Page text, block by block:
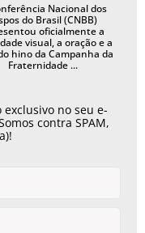
Nacional dos
do Brasil (CNBB)
oficialmente a
visual, a oração e a
hino da Campanha da
Fraternidade ...
no seu e-
contra SPAM,